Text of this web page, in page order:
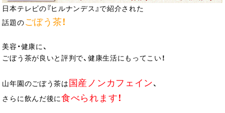
日本テレビの『ヒルナンデス』で紹介された
話題のごぼう茶！
美容・健康に、
ごぼう茶が良いと評判で、健康生活にもってこい！
山年園のごぼう茶は 国産ノンカフェイン、
さらに飲んだ後に食べられます！